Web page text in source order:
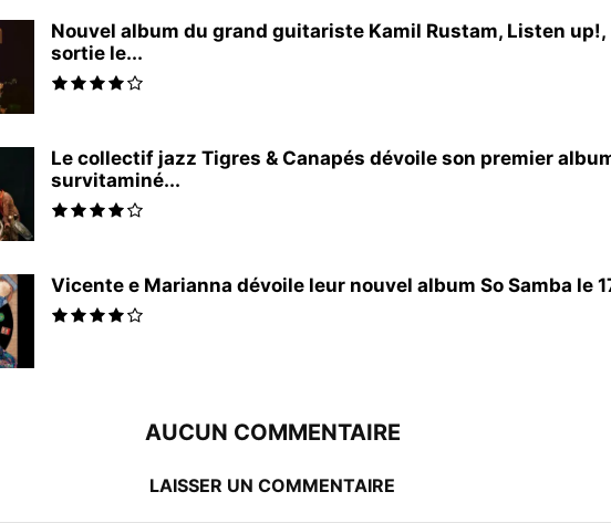
Nouvel album du grand guitariste Kamil Rustam, Listen up!,
sortie le...
Le collectif jazz Tigres & Canapés dévoile son premier
survitaminé...
Vicente e Marianna dévoile leur nouvel album So Samba le
AUCUN COMMENTAIRE
LAISSER UN COMMENTAIRE